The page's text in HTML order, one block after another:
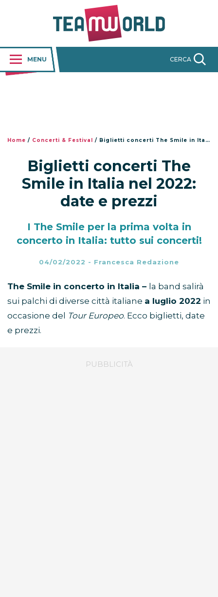
MENU CERCA
Home / Concerti & Festival / Biglietti concerti The Smile in Italia nel 2022: date e prezzi
Biglietti concerti The
Smile in Italia nel 2022:
date e prezzi
I The Smile per la prima volta in
concerto in Italia: tutto sui concerti!
04/02/2022 - Francesca Redazione
The Smile in concerto in Italia – la band salirà
sui palchi di diverse città italiane a luglio 2022 in
occasione del
Tour Europeo. Ecco biglietti, date
e prezzi.